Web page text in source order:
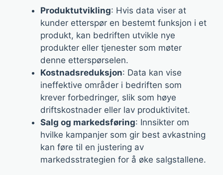
Produktutvikling: Hvis data viser at
kunder etterspør en bestemt funksjon i et
produkt, kan bedriften utvikle nye
produkter eller tjenester som møter
denne etterspørselen.
Kostnadsreduksjon: Data kan vise
ineffektive områder i bedriften som
krever forbedringer, slik som høye
driftskostnader eller lav produktivitet.
Salg og markedsføring: Innsikter om
hvilke kampanjer som gir best avkastning
kan føre til en justering av
markedsstrategien for å øke salgstallene.